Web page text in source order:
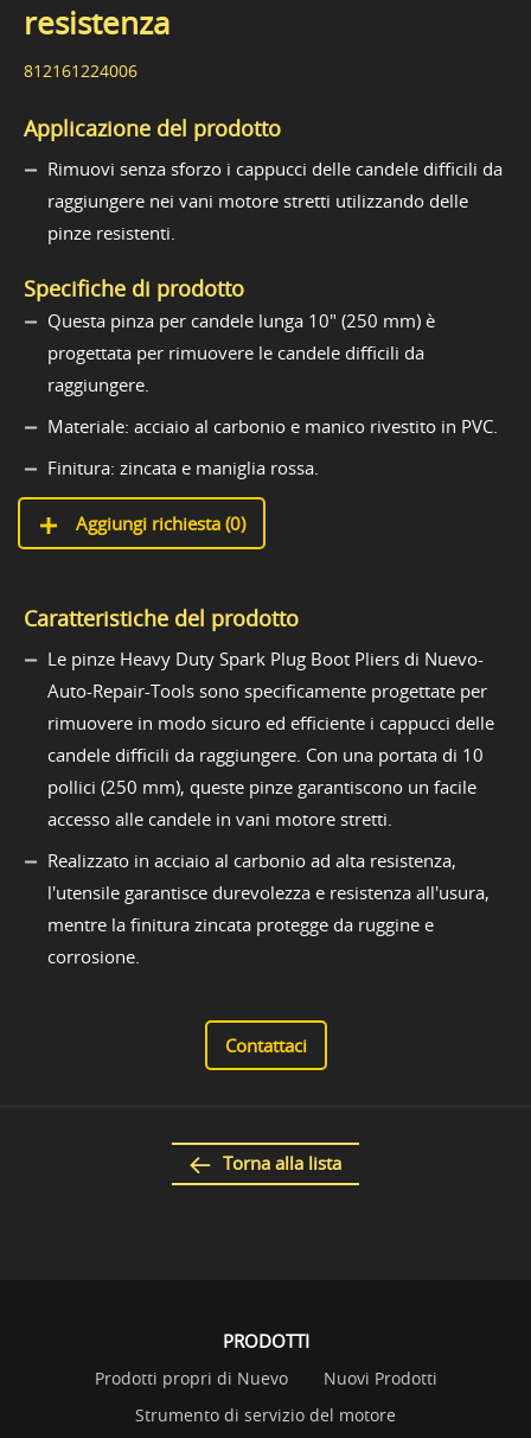
resistenza
812161224006
Applicazione del prodotto
Rimuovi senza sforzo i cappucci delle candele difficili da
raggiungere nei vani motore stretti utilizzando delle
pinze resistenti.
Specifiche di prodotto
Questa pinza per candele lunga 10" (250 mm) è
progettata per rimuovere le candele difficili da
raggiungere.
Materiale: acciaio al carbonio e manico rivestito in PVC.
Finitura: zincata e maniglia rossa.
Aggiungi richiesta (0)
Caratteristiche del prodotto
Le pinze Heavy Duty Spark Plug Boot Pliers di Nuevo-
Auto-Repair-Tools sono specificamente progettate per
rimuovere in modo sicuro ed efficiente i cappucci delle
candele difficili da raggiungere. Con una portata di 10
pollici (250 mm), queste pinze garantiscono un facile
accesso alle candele in vani motore stretti.
Realizzato in acciaio al carbonio ad alta resistenza,
l'utensile garantisce durevolezza e resistenza all'usura,
mentre la finitura zincata protegge da ruggine e
corrosione.
Contattaci
Torna alla lista
PRODOTTI
Prodotti propri di Nuevo
Nuovi Prodotti
Strumento di servizio del motore